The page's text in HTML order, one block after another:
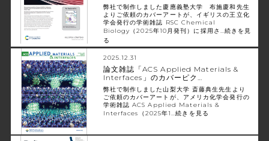
弊社で制作しました慶應義塾大学 布施慶和先生
よりご依頼のカバーアートが、イギリスの王立化
学会発行の学術雑誌 RSC Chemical
Biology（2025年10月発刊）に採用さ…続きを見
る
2025.12.31
論文雑誌「ACS Applied Materials &
Interfaces」のカバーピク…
弊社で制作しました山梨大学 斎藤典生先生より
ご依頼のカバーアートが、アメリカ化学会発行の
学術雑誌 ACS Applied Materials &
Interfaces（2025年1…続きを見る